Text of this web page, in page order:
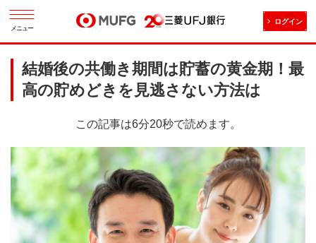
メニュー
ログイン
結婚後の共働き期間は貯蓄の黄金期！最
高の貯めどきを見逃さない方法は
この記事は6分20秒で読めます。